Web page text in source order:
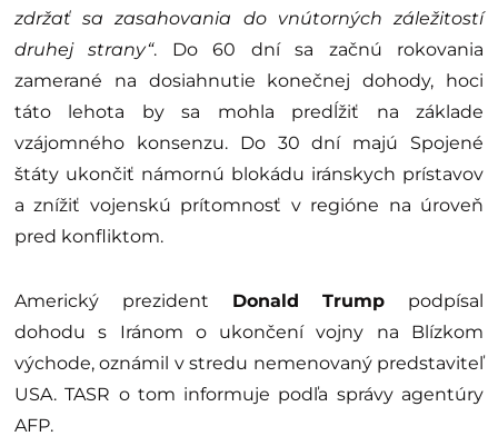
zdržať sa zasahovania do vnútorných záležitostí
druhej strany“. Do 60 dní sa začnú rokovania
zamerané na dosiahnutie konečnej dohody, hoci
táto lehota by sa mohla predĺžiť na základe
vzájomného konsenzu. Do 30 dní majú Spojené
štáty ukončiť námornú blokádu iránskych prístavov
a znížiť vojenskú prítomnosť v regióne na úroveň
pred konfliktom.
Americký prezident Donald Trump podpísal
dohodu s Iránom o ukončení vojny na Blízkom
východe, oznámil v stredu nemenovaný predstaviteľ
USA. TASR o tom informuje podľa správy agentúry
AFP.